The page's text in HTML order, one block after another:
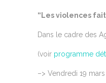
“Les violences
Dans le cadre des
(voir programme
–> Vendredi 19